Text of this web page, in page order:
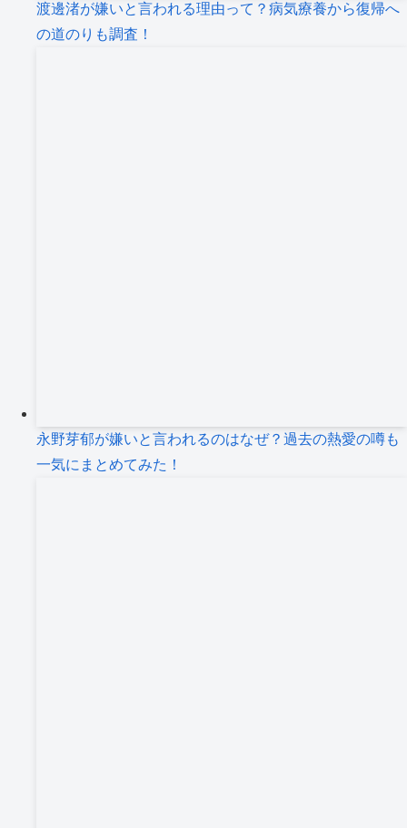
渡邊渚が嫌いと言われる理由って？病気療養から復帰へ
の道のりも調査！
永野芽郁が嫌いと言われるのはなぜ？過去の熱愛の噂も
一気にまとめてみた！